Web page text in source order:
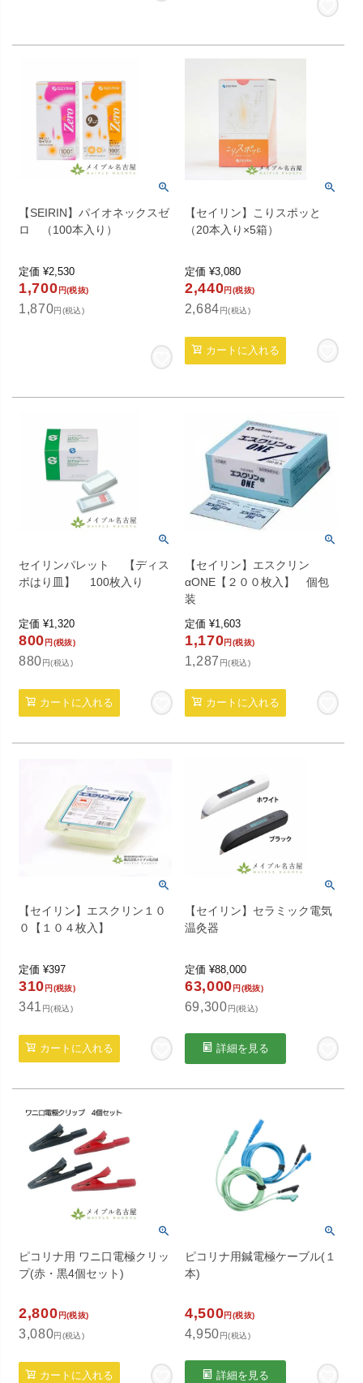
【SEIRIN】パイオネックスゼ
ロ （100本入り）
定価 ¥2,530
1,700 円(税抜)
1,870円(税込)
【セイリン】こりスポッと
（20本入り×5箱）
定価 ¥3,080
2,440円(税抜)
2,684 円(税込)
カートに入れる
セイリンパレット 【ディス
ポはり皿】 100枚入り
定価 ¥1,320
800 円(税抜)
880 円(税込)
カートに入れる
【セイリン】エスクリン
αONE【２００枚入】 個包
装
定価 ¥1,603
1,170円(税抜)
1,287 円(税込)
カートに入れる
【セイリン】エスクリン１０
０【１０４枚入】
定価 ¥397
310 円(税抜)
341 円(税込)
カートに入れる
【セイリン】セラミック電気
温灸器
定価 ¥88,000
63,000 円(税抜)
69,300 円(税込)
詳細を見る
ピコリナ用 ワニ口電極クリッ
プ(赤・黒4個セット)
2,800 円(税抜)
3,080円(税込)
カートに入れる
ピコリナ用鍼電極ケーブル(１
本)
4,500円(税抜)
4,950 円(税込)
詳細を見る